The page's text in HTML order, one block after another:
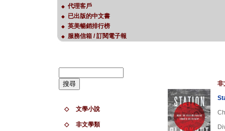
◆ 代理客戶
◆ 已出版的中文書
◆ 英美暢銷排行榜
◆ 服務信箱 / 訂閱電子報
◇ 文學小說
◇ 非文學類
非